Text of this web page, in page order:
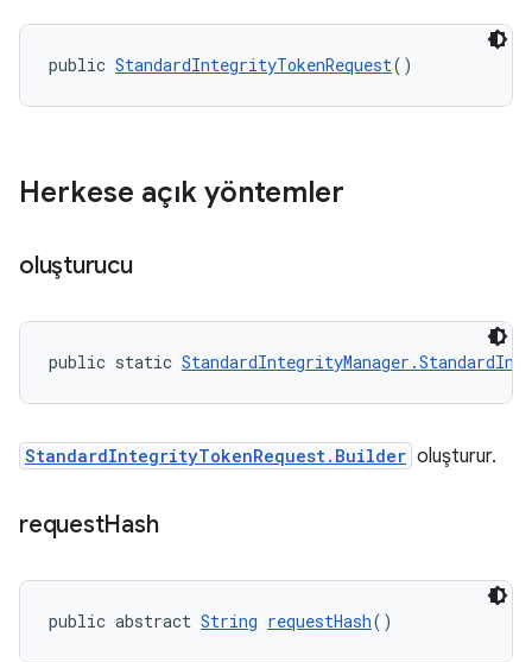
public StandardIntegrityTokenRequest()
Herkese açık yöntemler
oluşturucu
public static
StandardIntegrityTokenRequest.Builder oluşturur.
requestHash
public abstract String requestHash()